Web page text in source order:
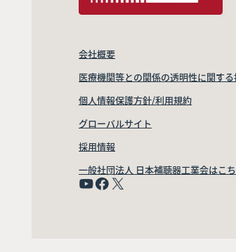
会社概要
医療機関等との関係の透明性に関す
個人情報保護方針/利用規約
グローバルサイト
採用情報
一般社団法人 日本補聴器工業会はこ